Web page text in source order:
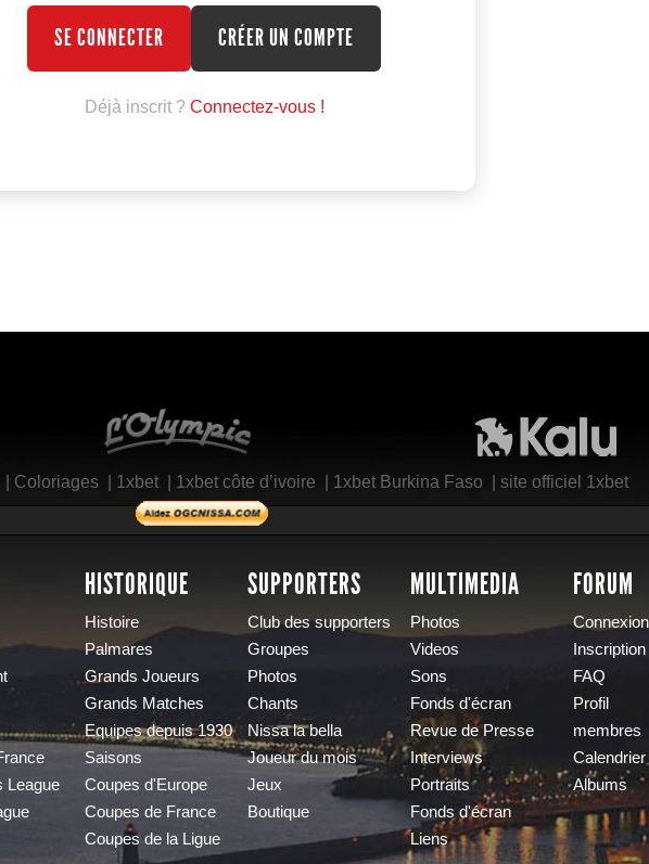
SE CONNECTER CRÉER UN COMPTE
Déjà inscrit ? Connectez-vous !
Coloriages| 1xbet| 1xbet côte d’ivoire 1xbet Burkina Faso site officiel 1xbet
League
HISTORIQUE
Histoire
Palmares
Grands Joueurs
Grands Matches
Equipes depuis 1930
Saisons
Coupes d'Europe
Coupes de France
Coupes de la Ligue
SUPPORTERS
Club des supporters
Groupes
Photos
Chants
Nissa la bella
Joueur du mois
Jeux
Boutique
MULTIMEDIA
Photos
Videos
Sons
Fonds d'écran
Revue de Presse
Interviews
Portraits
Fonds d'écran
Liens
FORUM
Connexion
Inscription
FAQ
Profil
membres
Calendrier
Albums